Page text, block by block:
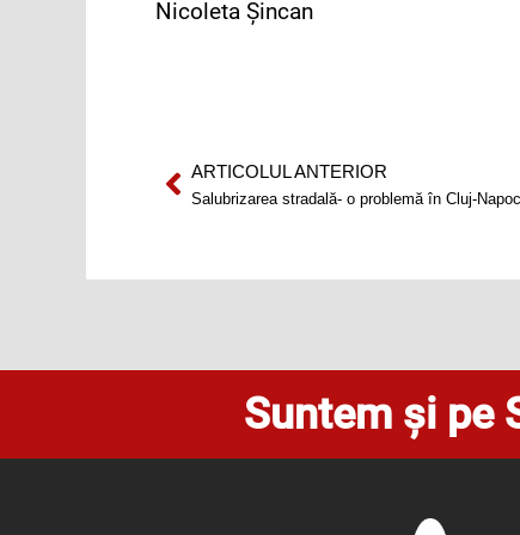
Nicoleta Şincan
Prev
ARTICOLUL ANTERIOR
Salubrizarea stradală- o problemă în Cluj-
Suntem și pe